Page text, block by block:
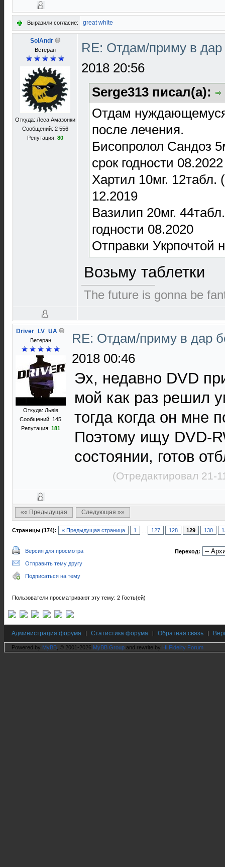
Выразили согласие: great white
SolAndr
Ветеран
Откуда: Леса Амазонки
Сообщений: 2 556
Репутация: 80
RE: Отдам/приму в
2018 20:56
Serge313 писал(а):
Отдам
после лечения.
Бисопролол Сандоз
срок годности 08.2022
Хартил 10мг. 12табл.
12.2019
Вазилип 20мг.
годности 08.2020
Отправки Укрпочтой
Возьму таблетки
The future is gonna be
Driver_LV_UA
Ветеран
Откуда: Львів
Сообщений: 145
Репутация: 181
RE: Отдам/приму в дар
2018 00:46
Эх, недавно DVD
мой как раз решил
тогда когда он мне
Поэтому ищу DVD-
состоянии, готов
(Отредактировал 21-
«« Предыдущая Следующая »»
Страницы (174): « Предыдущая страница 1 127 128 129 130
Версия для просмотра
Отправить тему другу
Подписаться на тему
Переход:
Пользователи просматривают эту тему: 2 Гость(ей)
Администрация форума | Статистика форума | Обратная связь |
Powered by MyBB , © 2001-2026 MyBB Group and rewrite by Hi Fidelity Forum